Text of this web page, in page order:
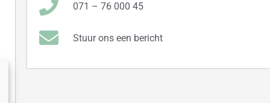
071 – 76 000 45
Stuur ons een bericht